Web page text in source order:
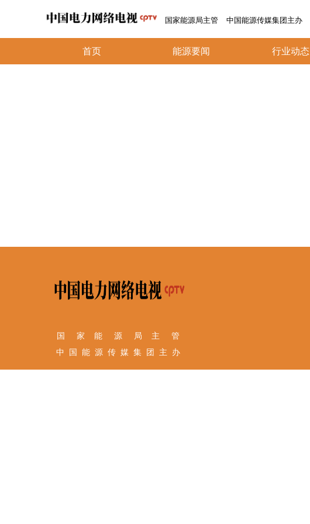
国家能源局主管 中国能源传媒集团主办
首页 能源要闻 行业动态
国 家 能 源 局 主 管
中 国 能 源 传 媒 集 团 主 办